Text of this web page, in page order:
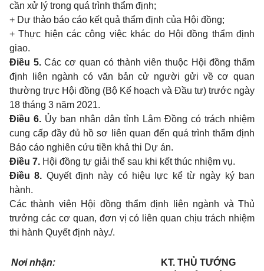
cần xử lý trong quá trình thẩm định;
+ Dự thảo báo cáo kết quả thẩm định của Hội đồng;
+ Thực hiện các công việc khác do Hội đồng thẩm định
giao.
Điều 5.Các cơ quan có thành viên thuộc Hội đồng thẩm
định liên ngành có văn bản cử người gửi về cơ quan
thường trực Hội đồng (Bộ Kế hoạch và Đầu tư) trước ngày
18 tháng 3 năm 2021.
Điều 6. Ủy ban nhân dân tỉnh Lâm Đồng có trách nhiệm
cung cấp đầy đủ hồ sơ liên quan đến quá trình thẩm định
Báo cáo nghiên cứu tiền khả thi Dự án.
Điều 7. Hội đồng tự giải thể sau khi kết thúc nhiệm vụ.
Điều 8. Quyết định này có hiệu lực kể từ ngày ký ban
hành.
Các thành viên Hội đồng thẩm định liên ngành và Thủ
trưởng các cơ quan, đơn vị có liên quan chịu trách nhiệm
thi hành Quyết định này./.
Nơi nhận:
KT. THỦ TƯỚNG